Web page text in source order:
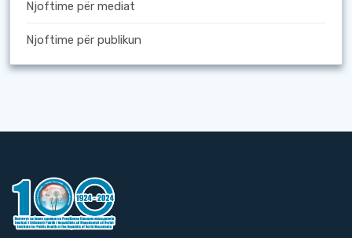
Njoftime për mediat
Njoftime për publikun